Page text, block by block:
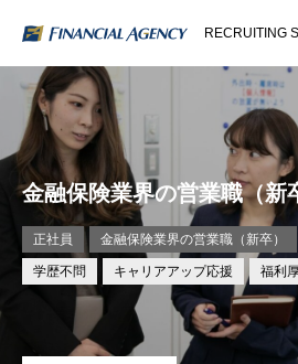
RECRUITING
金融保険業界の営業職（新
正社員 金融保険業界の営業職（新卒）
学歴不問 キャリアアップ応援 福利